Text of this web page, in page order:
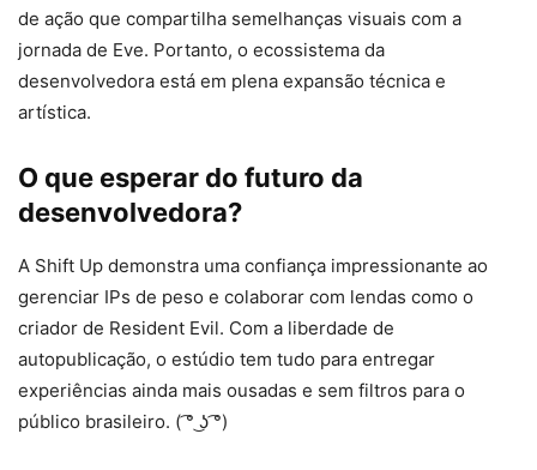
de ação que compartilha semelhanças visuais com a
jornada de Eve. Portanto, o ecossistema da
desenvolvedora está em plena expansão técnica e
artística.
O que esperar do futuro da
desenvolvedora?
A Shift Up demonstra uma confiança impressionante ao
gerenciar IPs de peso e colaborar com lendas como o
criador de Resident Evil. Com a liberdade de
autopublicação, o estúdio tem tudo para entregar
experiências ainda mais ousadas e sem filtros para o
público brasileiro. ( ͡° ͜ʖ ͡°)